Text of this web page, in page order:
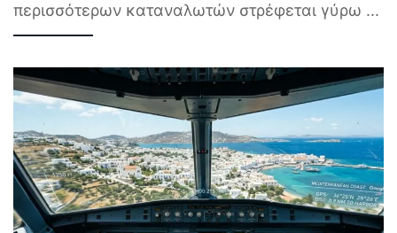
περισσότερων καταναλωτών στρέφεται γύρω ...